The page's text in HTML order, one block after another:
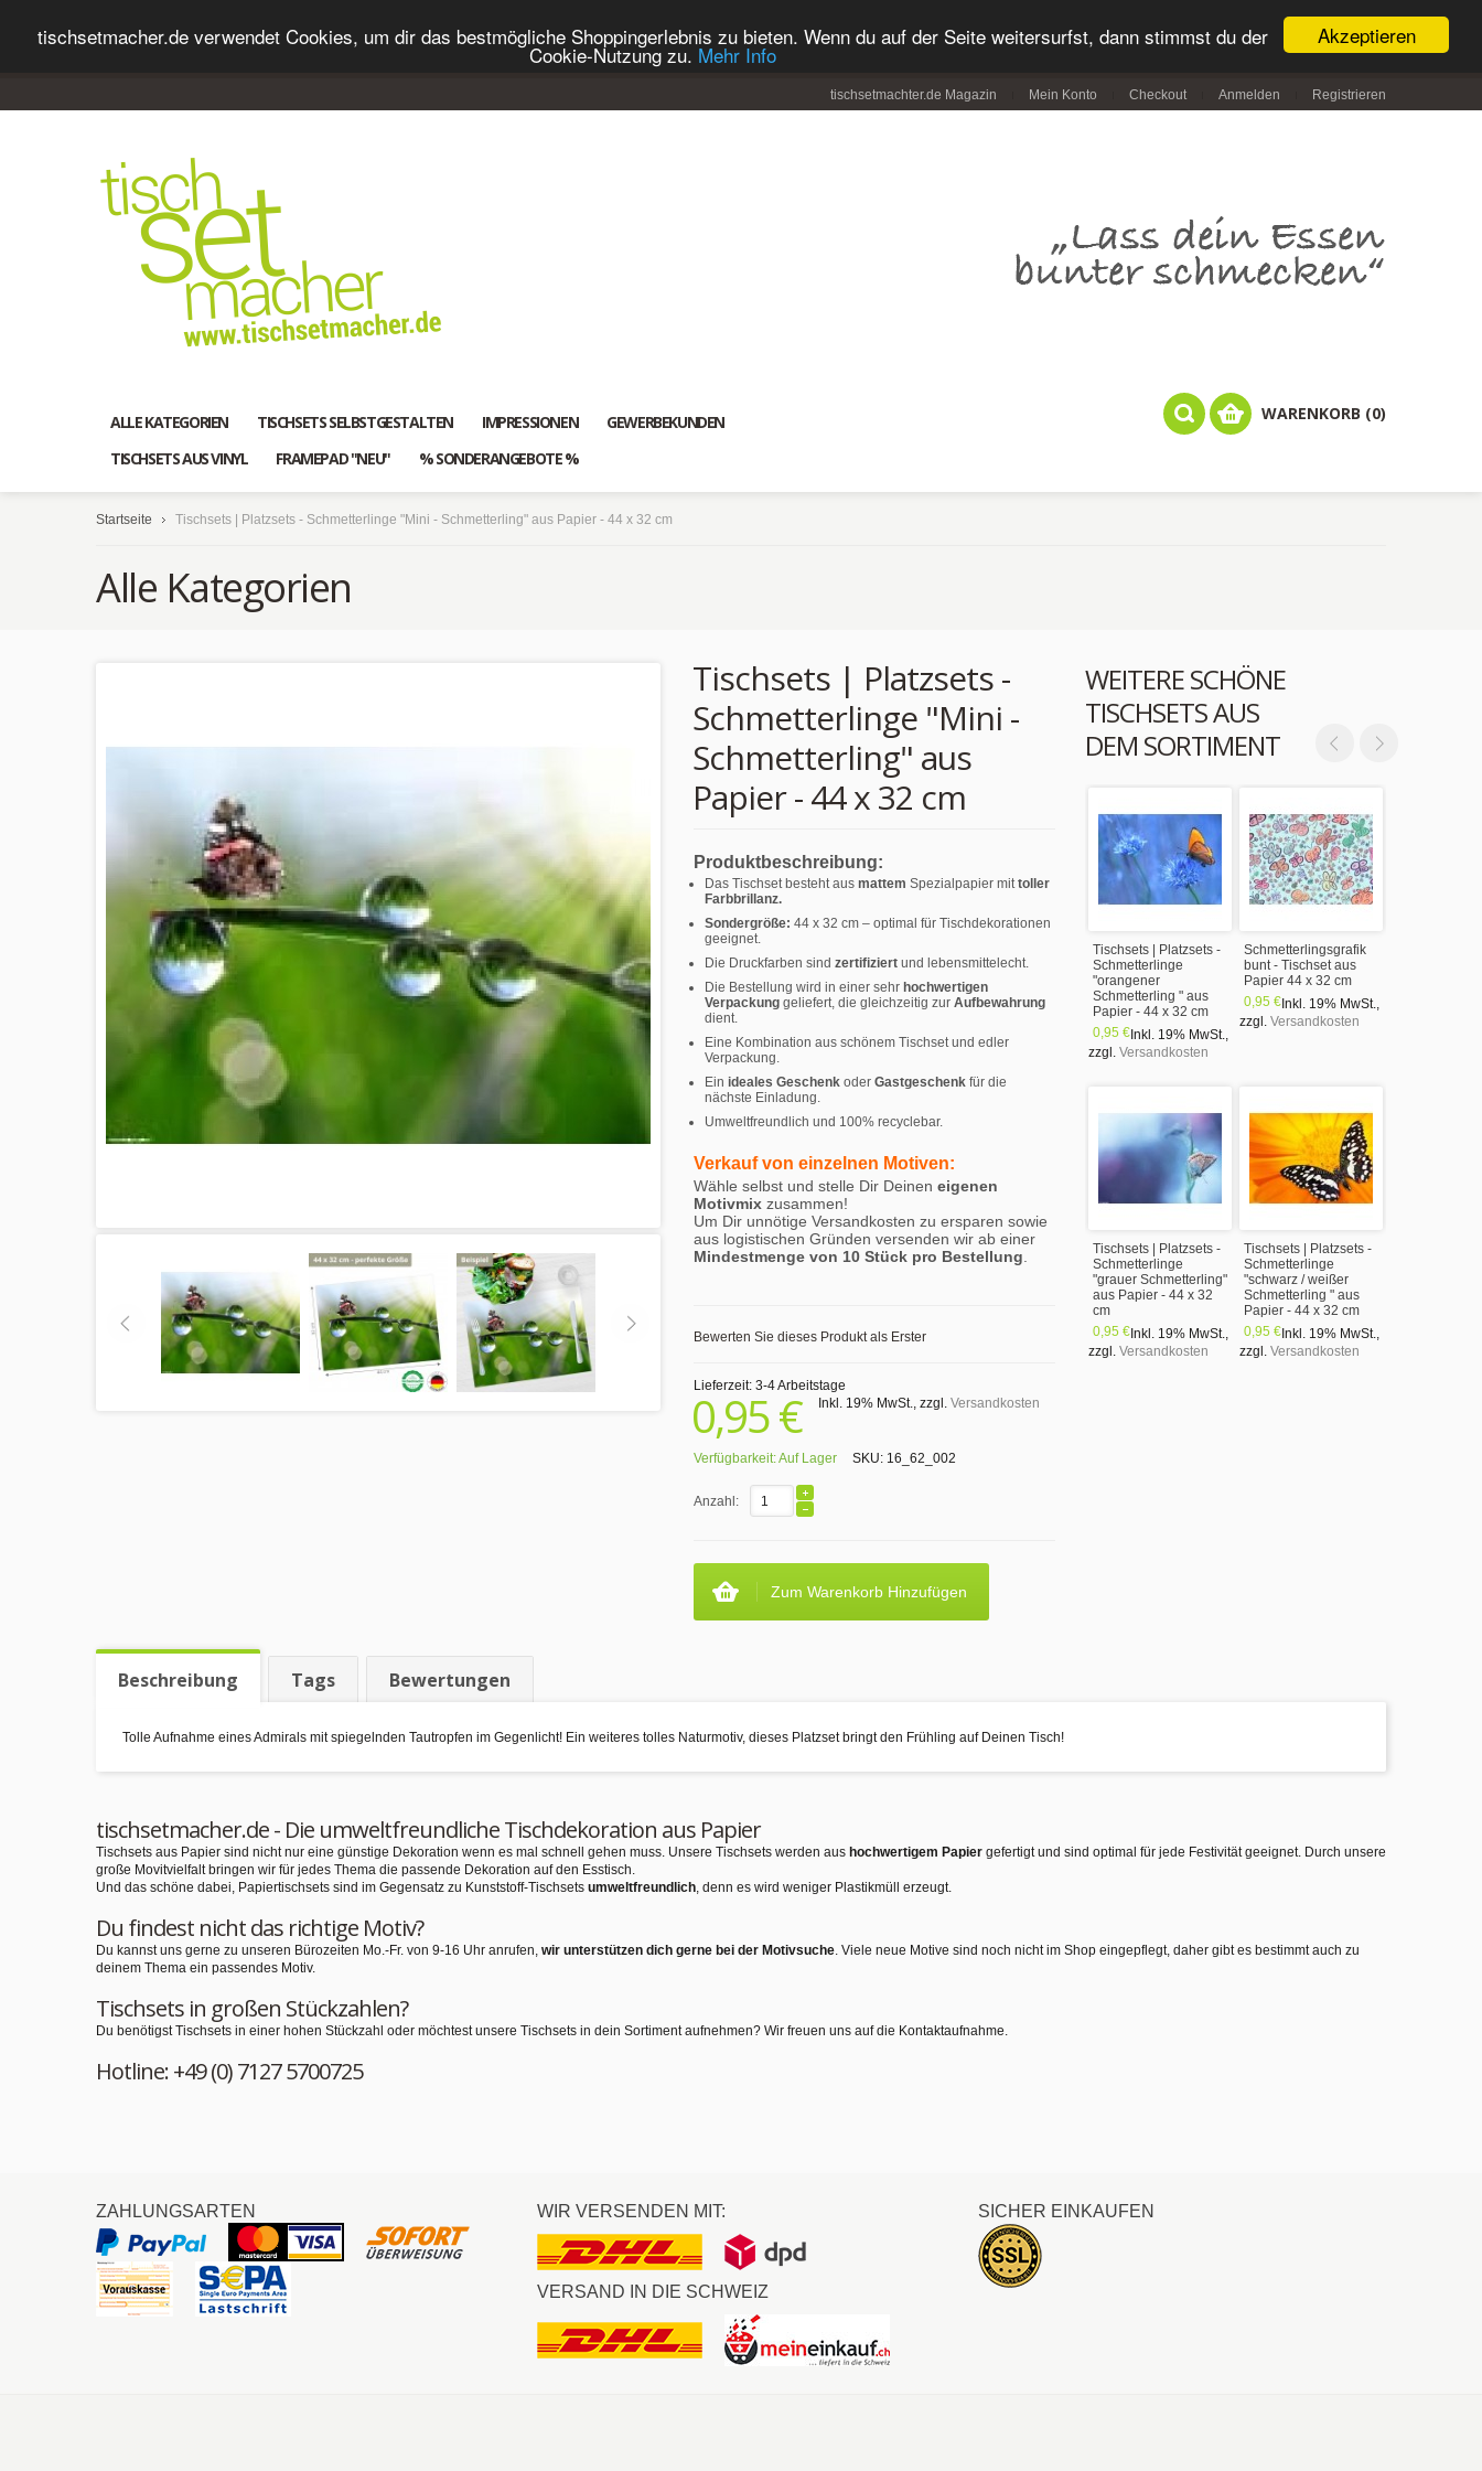
Akzeptieren
tischsetmacher.de verwendet Cookies, um dir das bestmögliche Shoppingerlebnis zu bieten. Wenn du auf der Seite weitersurfst, dann stimmst du der
Cookie-Nutzung zu. Mehr Info
tischsetmachter.de Magazin Mein Konto Checkout Anmelden Registrieren
ALLE KATEGORIEN TISCHSETS SELBSTGESTALTEN IMPRESSIONEN
GEWERBEKUNDEN
TISCHSETS AUS VINYL
FRAMEPAD "NEU" % SONDERANGEBOTE %
WARENKORB (0)
Startseite Tischsets | Platzsets - Schmetterlinge "Mini - Schmetterling" aus Papier - 44 x 32 cm
Alle Kategorien
WEITERE SCHÖNE
TISCHSETS AUS
DEM SORTIMENT
Tischsets | Platzsets -
Schmetterlinge
"orangener
Schmetterling " aus
Papier - 44 x 32 cm
0,95 € Inkl. 19% MwSt.,
zzgl. Versandkosten
Schmetterlingsgrafik
bunt - Tischset aus
Papier 44 x 32 cm
0,95 € Inkl. 19% MwSt.,
zzgl. Versandkosten
Tischsets | Platzsets -
Schmetterlinge
"grauer Schmetterling"
aus Papier - 44 x 32
cm
0,95 € Inkl. 19% MwSt.,
zzgl. Versandkosten
Tischsets | Platzsets -
Schmetterlinge
"schwarz / weißer
Schmetterling " aus
Papier - 44 x 32 cm
0,95 € Inkl. 19% MwSt.,
zzgl. Versandkosten
Tischsets | Platzsets -
Schmetterlinge "Mini -
Schmetterling" aus
Papier - 44 x 32 cm
Produktbeschreibung:
Das Tischset besteht aus mattem Spezialpapier mittoller
Farbbrillanz.
Sondergröße: 44 x 32 cm – optimal für Tischdekorationen
geeignet.
Die Druckfarben sind zertifiziert und lebensmittelecht.
Die Bestellung wird in einer sehr hochwertigen
Verpackung geliefert, die gleichzeitig zur Aufbewahrung
dient.
Eine Kombination aus schönem Tischset und edler
Verpackung.
Ein ideales Geschenk oder Gastgeschenk für die
nächste Einladung.
Umweltfreundlich und 100% recyclebar.
Verkauf von einzelnen Motiven:
Wähle selbst und stelle Dir Deinen eigenen
Motivmix zusammen!
Um Dir unnötige Versandkosten zu ersparen sowie
aus logistischen Gründen versenden wir ab einer
Mindestmenge von 10 Stück pro Bestellung
Bewerten Sie dieses Produkt als Erster
Lieferzeit: 3-4 Arbeitstage
0,95 € Inkl. 19% MwSt., zzgl. Versandkosten
Verfügbarkeit:Auf Lager SKU: 16_62_002
Anzahl:
Zum Warenkorb Hinzufügen
Beschreibung Tags Bewertungen
Tolle Aufnahme eines Admirals mit spiegelnden Tautropfen im Gegenlicht! Ein weiteres tolles Naturmotiv, dieses Platzset bringt den Frühling auf Deinen Tisch!
tischsetmacher.de - Die umweltfreundliche Tischdekoration aus Papier
Tischsets aus Papier sind nicht nur eine günstige Dekoration wenn es mal schnell gehen muss. Unsere Tischsets werden aus hochwertigem Papier gefertigt und sind optimal für jede Festivität geeignet. Durch unsere
große Movitvielfalt bringen wir für jedes Thema die passende Dekoration auf den Esstisch.
Und das schöne dabei, Papiertischsets sind im Gegensatz zu Kunststoff-Tischsets umweltfreundlich, denn es wird weniger Plastikmüll erzeugt.
Du findest nicht das richtige Motiv?
Du kannst uns gerne zu unseren Bürozeiten Mo.-Fr. von 9-16 Uhr anrufen, wir unterstützen dich gerne bei der Motivsuche. Viele neue Motive sind noch nicht im Shop eingepflegt, daher gibt es bestimmt auch zu
deinem Thema ein passendes Motiv.
Tischsets in großen Stückzahlen?
Du benötigst Tischsets in einer hohen Stückzahl oder möchtest unsere Tischsets in dein Sortiment aufnehmen? Wir freuen uns auf die Kontaktaufnahme.
Hotline: +49 (0) 7127 5700725
ZAHLUNGSARTEN WIR VERSENDEN MIT:
VERSAND IN DIE SCHWEIZ
SICHER EINKAUFEN